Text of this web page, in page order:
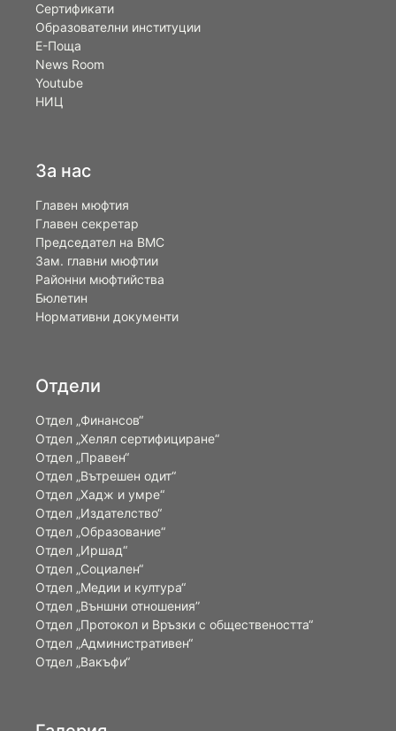
Сертификати
Образователни институции
Е-Поща
News Room
Youtube
НИЦ
За нас
Главен мюфтия
Главен секретар
Председател на ВМС
Зам. главни мюфтии
Районни мюфтийства
Бюлетин
Нормативни документи
Отдели
Отдел „Финансов“
Отдел „Хелял сертифициране“
Отдел „Правен“
Отдел „Вътрешен одит“
Отдел „Хадж и умре“
Отдел „Издателство“
Отдел „Образование“
Отдел „Иршад“
Отдел „Социален“
Отдел „Медии и култура“
Отдел „Външни отношения”
Oтдел „Протокол и Връзки с обществеността“
Отдел „Административен“
Отдел „Вакъфи“